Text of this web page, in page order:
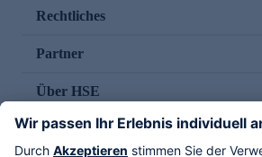
Rechtliches
Partner
Über HSE
Im TV